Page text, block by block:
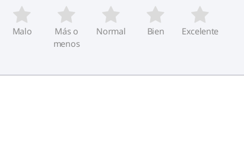
Malo
Más o
menos
Normal Bien Excelente